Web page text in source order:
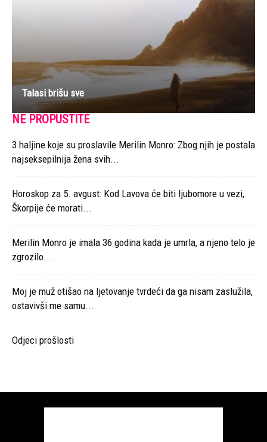
Talasi brišu sve
NE PROPUSTITE
3 haljine koje su proslavile Merilin Monro: Zbog njih je postala
najseksepilnija žena svih...
Horoskop za 5. avgust: Kod Lavova će biti ljubomore u vezi,
Škorpije će morati...
Merilin Monro je imala 36 godina kada je umrla, a njeno telo je
zgrozilo...
Moj je muž otišao na ljetovanje tvrdeći da ga nisam zaslužila,
ostavivši me samu...
Odjeci prošlosti